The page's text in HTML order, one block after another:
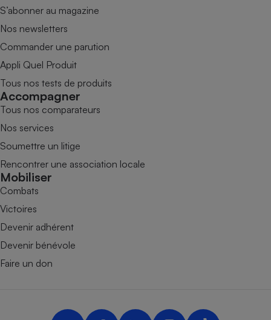
S’abonner au magazine
Nos newsletters
Commander une parution
Appli Quel Produit
Tous nos tests de produits
Accompagner
Tous nos comparateurs
Nos services
Soumettre un litige
Rencontrer une association locale
Mobiliser
Combats
Victoires
Devenir adhérent
Devenir bénévole
Faire un don